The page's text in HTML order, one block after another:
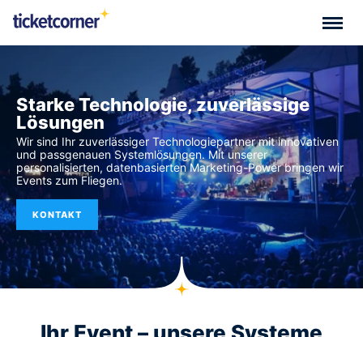
Starke Technologie, zuverlässige
Lösungen
Wir sind Ihr zuverlässiger Technologiepartner mit innovativen
und passgenauen Systemlösungen. Mit unserer
personalisierten, datenbasierten Marketing-Power bringen wir
Events zum Fliegen.
KONTAKT